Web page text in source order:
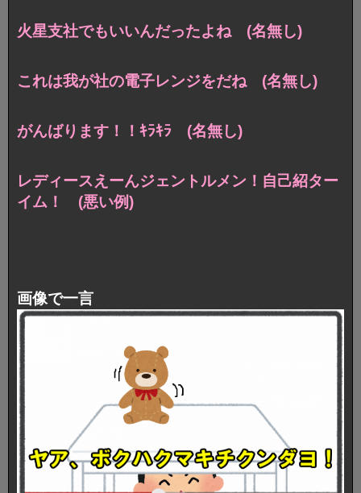
火星支社でもいいんだったよね (名無し)
これは我が社の電子レンジをだね (名無し)
がんばります！！ｷﾗｷﾗ (名無し)
レディースえーんジェントルメン！自己紹ター
イム！ (悪い例)
画像で一言